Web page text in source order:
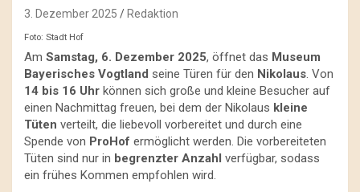
3. Dezember 2025 Redaktion
Foto: Stadt Hof
Am Samstag, 6. Dezember 2025, öffnet das Museum
Bayerisches Vogtland seine Türen für den Nikolaus. Von
14 bis 16 Uhr können sich große und kleine Besucher auf
einen Nachmittag freuen, bei dem der Nikolaus kleine
Tüten verteilt, die liebevoll vorbereitet und durch eine
Spende von ProHof ermöglicht werden. Die vorbereiteten
Tüten sind nur in begrenzter Anzahl verfügbar, sodass
ein frühes Kommen empfohlen wird.